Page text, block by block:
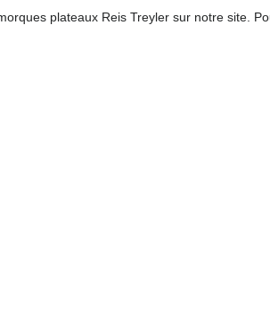
plateaux Reis Treyler sur notre site.